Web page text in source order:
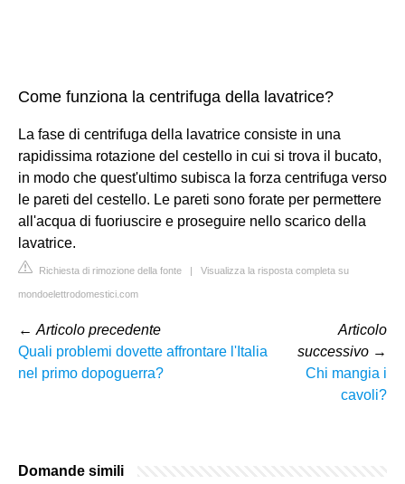
Come funziona la centrifuga della lavatrice?
La fase di centrifuga della lavatrice consiste in una
rapidissima rotazione del cestello in cui si trova il bucato,
in modo che quest'ultimo subisca la forza centrifuga verso
le pareti del cestello. Le pareti sono forate per permettere
all'acqua di fuoriuscire e proseguire nello scarico della
lavatrice.
Richiesta di rimozione della fonte | Visualizza la risposta completa su
mondoelettrodomestici.com
← Articolo precedente
Quali problemi dovette affrontare l'Italia
nel primo dopoguerra?
Articolo
successivo →
Chi mangia i
cavoli?
Domande simili